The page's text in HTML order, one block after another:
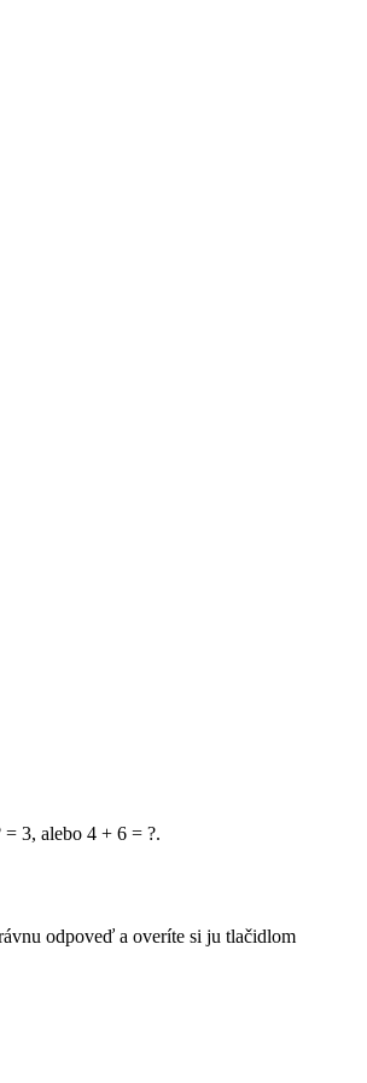
3, alebo 4 + 6 = ?.
odpoveď a overíte si ju tlačidlom